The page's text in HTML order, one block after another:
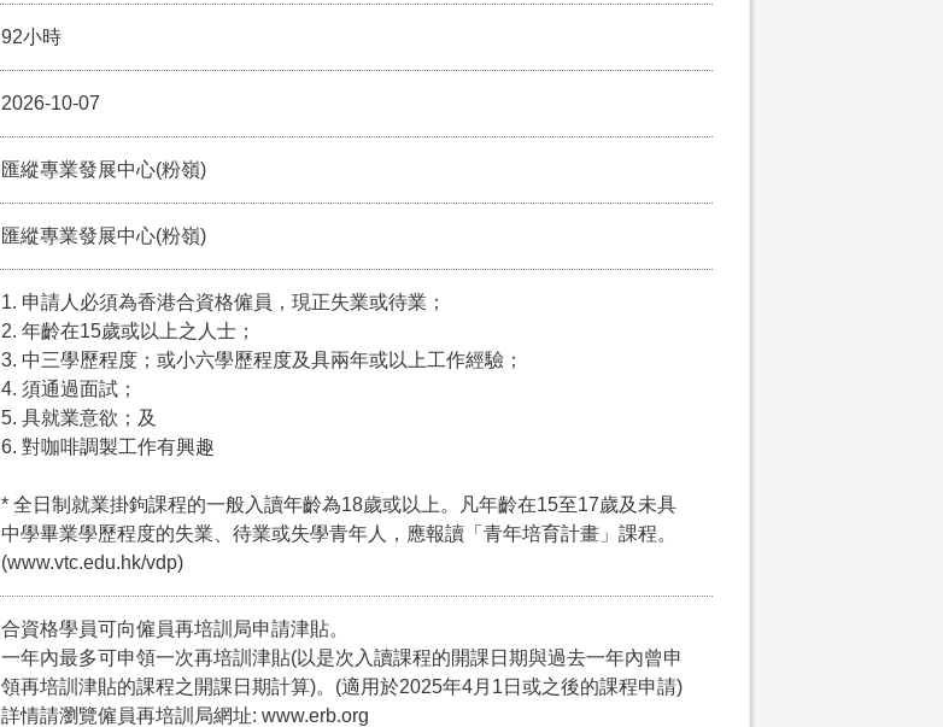
92小時
2026-10-07
匯縱專業發展中心(粉嶺)
匯縱專業發展中心(粉嶺)
1. 申請人必須為香港合資格僱員，現正失業或待業；
2. 年齡在15歲或以上之人士；
3. 中三學歷程度；或小六學歷程度及具兩年或以上工作經驗；
4. 須通過面試；
5. 具就業意欲；及
6. 對咖啡調製工作有興趣
* 全日制就業掛鉤課程的一般入讀年齡為18歲或以上。凡年齡在15至17歲及未具
中學畢業學歷程度的失業、待業或失學青年人，應報讀「青年培育計畫」課程。
(www.vtc.edu.hk/vdp)
合資格學員可向僱員再培訓局申請津貼。
一年內最多可申領一次再培訓津貼(以是次入讀課程的開課日期與過去一年內曾申
領再培訓津貼的課程之開課日期計算)。(適用於2025年4月1日或之後的課程申請)
詳情請瀏覽僱員再培訓局網址: www.erb.org